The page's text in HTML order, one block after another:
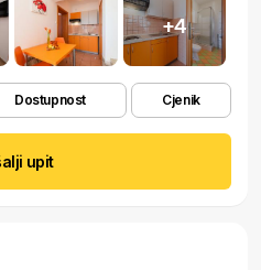
+4
Dostupnost Cjenik
upit